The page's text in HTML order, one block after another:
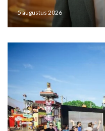
5 augustus 2026